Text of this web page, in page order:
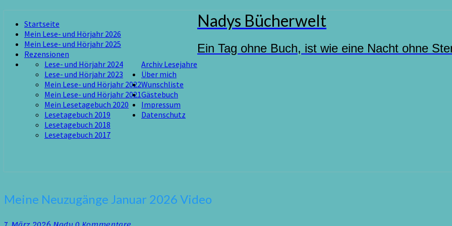
content
Startseite
Mein Lese- und Hörjahr 2026
Mein Lese- und Hörjahr 2025
Rezensionen
Archiv Lesejahre
Lese- und Hörjahr 2024
Lese- und Hörjahr 2023
Mein Lese- und Hörjahr 2022
Mein Lese- und Hörjahr 2021
Mein Lesetagebuch 2020
Lesetagebuch 2019
Lesetagebuch 2018
Lesetagebuch 2017
Über mich
Wunschliste
Gästebuch
Impressum
Datenschutz
Nadys Bücherwelt
Ein Tag ohne Buch, ist wie eine Nacht ohne
Meine
Neuzugänge
Meine Neuzugänge Januar 2026 Video